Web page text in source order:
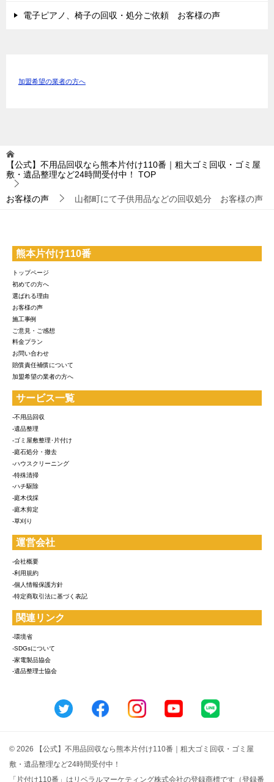
電子ピアノ、椅子の回収・処分ご依頼 お客様の声
加盟希望の業者の方へ
【公式】不用品回収なら熊本片付け110番｜粗大ゴミ回収・ゴミ屋
敷・遺品整理など24時間受付中！
TOP
お客様の声 山都町にて子供用品などの回収処分 お客様の声
熊本片付け110番
トップページ
初めての方へ
選ばれる理由
お客様の声
施工事例
ご意見・ご感想
料金プラン
お問い合わせ
賠償責任補償について
加盟希望の業者の方へ
サービス一覧
-不用品回収
-遺品整理
-ゴミ屋敷整理･片付け
-庭石処分・撤去
-ハウスクリーニング
-特殊清掃
-ハチ駆除
-庭木伐採
-庭木剪定
-草刈り
運営会社
-会社概要
-利用規約
-個人情報保護方針
-特定商取引法に基づく表記
関連リンク
-環境省
-SDGsについて
-家電製品協会
-遺品整理士協会
© 2026 【公式】不用品回収なら熊本片付け110番｜粗大ゴミ回収・ゴミ屋
敷・遺品整理など24時間受付中！
「片付け110番」はリベラルマーケティング株式会社の登録商標です（登録番